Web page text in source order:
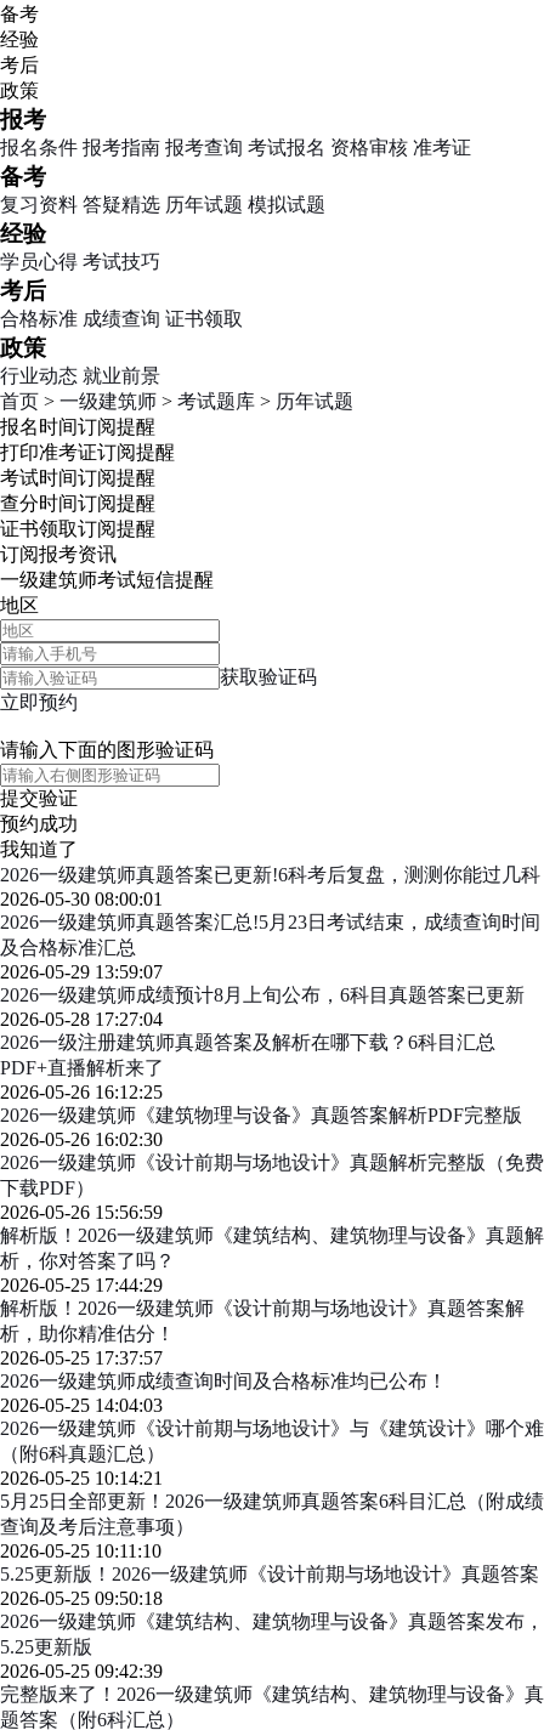
备考
经验
考后
政策
报考
报名条件 报考指南 报考查询 考试报名 资格审核 准考证
备考
复习资料 答疑精选 历年试题 模拟试题
经验
学员心得 考试技巧
考后
合格标准 成绩查询 证书领取
政策
行业动态 就业前景
首页 > 一级建筑师 > 考试题库 > 历年试题
报名时间订阅提醒
打印准考证订阅提醒
考试时间订阅提醒
查分时间订阅提醒
证书领取订阅提醒
订阅报考资讯
一级建筑师考试短信提醒
地区
获取验证码
立即预约
请输入下面的图形验证码
提交验证
预约成功
我知道了
2026一级建筑师真题答案已更新!6科考后复盘，测测你能过几科
2026-05-30 08:00:01
2026一级建筑师真题答案汇总!5月23日考试结束，成绩查询时间
及合格标准汇总
2026-05-29 13:59:07
2026一级建筑师成绩预计8月上旬公布，6科目真题答案已更新
2026-05-28 17:27:04
2026一级注册建筑师真题答案及解析在哪下载？6科目汇总
PDF+直播解析来了
2026-05-26 16:12:25
2026一级建筑师《建筑物理与设备》真题答案解析PDF完整版
2026-05-26 16:02:30
2026一级建筑师《设计前期与场地设计》真题解析完整版（免费
下载PDF）
2026-05-26 15:56:59
解析版！2026一级建筑师《建筑结构、建筑物理与设备》真题解
析，你对答案了吗？
2026-05-25 17:44:29
解析版！2026一级建筑师《设计前期与场地设计》真题答案解
析，助你精准估分！
2026-05-25 17:37:57
2026一级建筑师成绩查询时间及合格标准均已公布！
2026-05-25 14:04:03
2026一级建筑师《设计前期与场地设计》与《建筑设计》哪个难
（附6科真题汇总）
2026-05-25 10:14:21
5月25日全部更新！2026一级建筑师真题答案6科目汇总（附成绩
查询及考后注意事项）
2026-05-25 10:11:10
5.25更新版！2026一级建筑师《设计前期与场地设计》真题答案
2026-05-25 09:50:18
2026一级建筑师《建筑结构、建筑物理与设备》真题答案发布，
5.25更新版
2026-05-25 09:42:39
完整版来了！2026一级建筑师《建筑结构、建筑物理与设备》真
题答案（附6科汇总）